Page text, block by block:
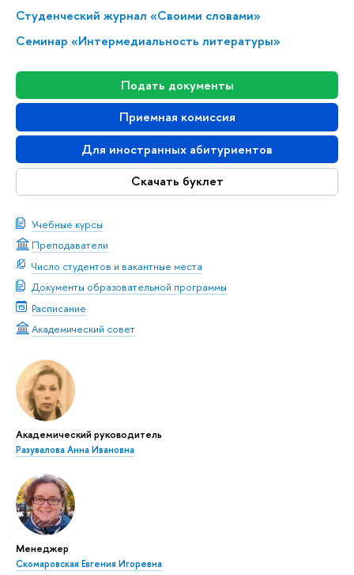
Студенческий журнал «Своими словами»
Семинар «Интермедиальность литературы»
Подать документы
Приемная комиссия
Для иностранных абитуриентов
Скачать буклет
Учебные курсы
Преподаватели
Число студентов и вакантные места
Документы образовательной программы
Расписание
Академический совет
Академический руководитель
Разувалова Анна Ивановна
Менеджер
Скомаровская Евгения Игоревна